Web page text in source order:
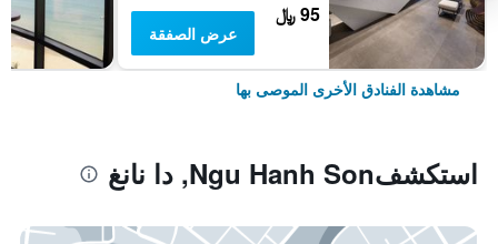
95 ﷼
عرض الصفقة
مشاهدة الفنادق الأخرى الموصى بها
استكشفNgu Hanh Son, دا نانغ